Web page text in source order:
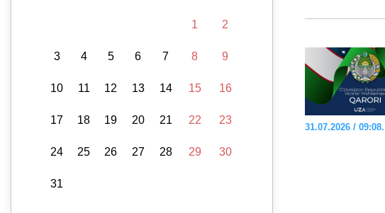
1 2
3 4 5 6 7 8 9
10 11 12 13 14 15 16
17 18 19 20 21 22 23
24 25 26 27 28 29 30
31
31.07.2026 / 09:08.